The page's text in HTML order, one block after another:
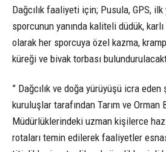
Dağcılık faaliyeti için; Pusula, GPS, ilk
sporcunun yanında kaliteli düdük,
olarak her sporcuya özel kazma,
küreği ve bivak torbası
” Dağcılık ve doğa yürüyüşü icra eden
kuruluşlar tarafından Tarım ve Orman
Müdürlüklerindeki uzman kişilerce
rotaları temin edilerek faaliyetler